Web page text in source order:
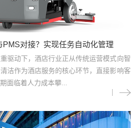
对接？实现任务自动化管理
驱动下，酒店行业正从传统运营模式向智
洁作为酒店服务的核心环节，直接影响客
面临着人力成本攀...